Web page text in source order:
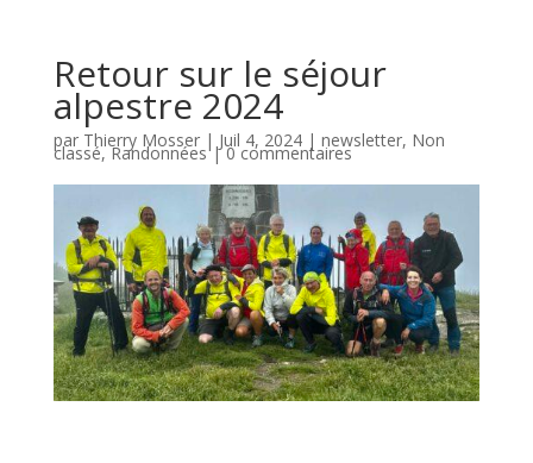
Retour sur le séjour
alpestre 2024
par Thierry Mosser| Juil 4, 2024| newsletter, Non
classé,Randonnées|0 commentaires